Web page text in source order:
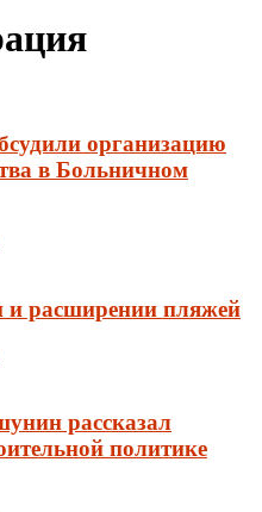
организацию
в Больничном
и расширении пляжей
рассказал
политике